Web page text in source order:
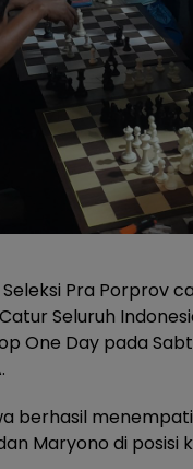
Seleksi Pra Porprov
Seluruh
One Day pada
berhasil
Maryono di posisi